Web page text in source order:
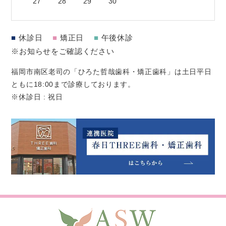
■ 休診日 ■ 矯正日 ■ 午後休診
※お知らせをご確認ください
福岡市南区老司の「ひろた哲哉歯科・矯正歯科」は土日平日
ともに18:00まで診療しております。
※休診日 : 祝日